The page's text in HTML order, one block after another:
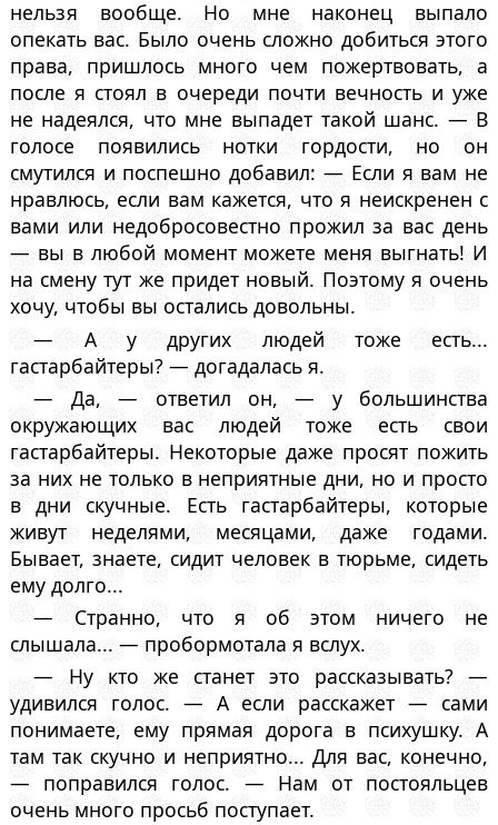
нельзя вообще. Но мне наконец выпало
опекать вас. Было очень сложно добиться этого
права, пришлось много чем пожертвовать, а
после я стоял в очереди почти вечность и уже
не надеялся, что мне выпадет такой шанс. — В
голосе появились нотки гордости, но он
смутился и поспешно добавил: — Если я вам не
нравлюсь, если вам кажется, что я неискренен с
вами или недобросовестно прожил за вас день
— вы в любой момент можете меня выгнать! И
на смену тут же придет новый. Поэтому я очень
хочу, чтобы вы остались довольны.
— А у других людей тоже есть...
гастарбайтеры? — догадалась я.
— Да, — ответил он, — у большинства
окружающих вас людей тоже есть свои
гастарбайтеры. Некоторые даже просят пожить
за них не только в неприятные дни, но и просто
в дни скучные. Есть гастарбайтеры, которые
живут неделями, месяцами, даже годами.
Бывает, знаете, сидит человек в тюрьме, сидеть
ему долго...
— Странно, что я об этом ничего не
слышала... — пробормотала я вслух.
— Ну кто же станет это рассказывать? —
удивился голос. — А если расскажет — сами
понимаете, ему прямая дорога в психушку. А
там так скучно и неприятно... Для вас, конечно,
— поправился голос. — Нам от постояльцев
очень много просьб поступает.